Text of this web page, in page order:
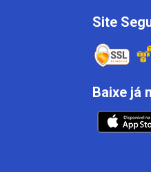
Site
Baixe já